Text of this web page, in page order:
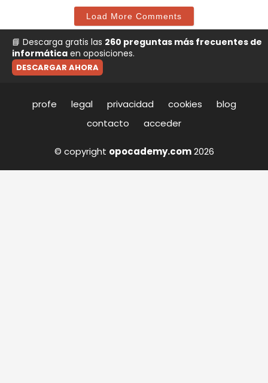
Load More Comments
📘 Descarga gratis las 260 preguntas más frecuentes de
informática en oposiciones.
DESCARGAR AHORA
profe legal privacidad cookies
blog
contacto
acceder
© copyright opocademy.com2026